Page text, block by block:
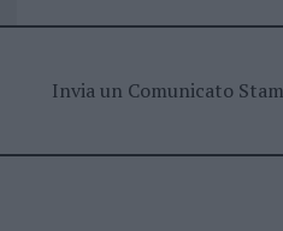
Invia un Comunicato